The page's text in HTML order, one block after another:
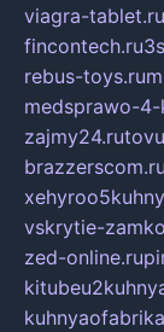
viagra-tablet.ru
fincontech.ru
rebus-toys.ru
medsprawo-4-
zajmy24.ru
brazzerscom.ru
vskrytie-
zed-online.ru